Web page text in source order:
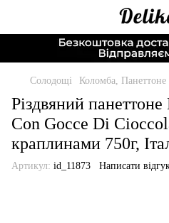
Солодощі Коломба, Панеттоне
Різдвяний
Con Gocce Di
краплинами 750г,
Артикул: id_11873 Написати